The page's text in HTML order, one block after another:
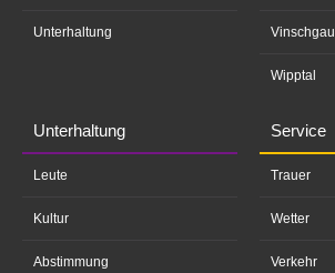
Unterhaltung Vinschgau
Wipptal
Unterhaltung
Leute
Kultur
Abstimmung
Service
Trauer
Wetter
Verkehr